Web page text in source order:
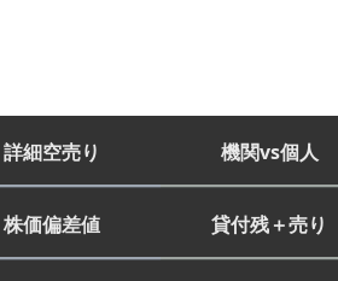
詳細空売り 機関vs個人
株価偏差値 貸付残＋売り